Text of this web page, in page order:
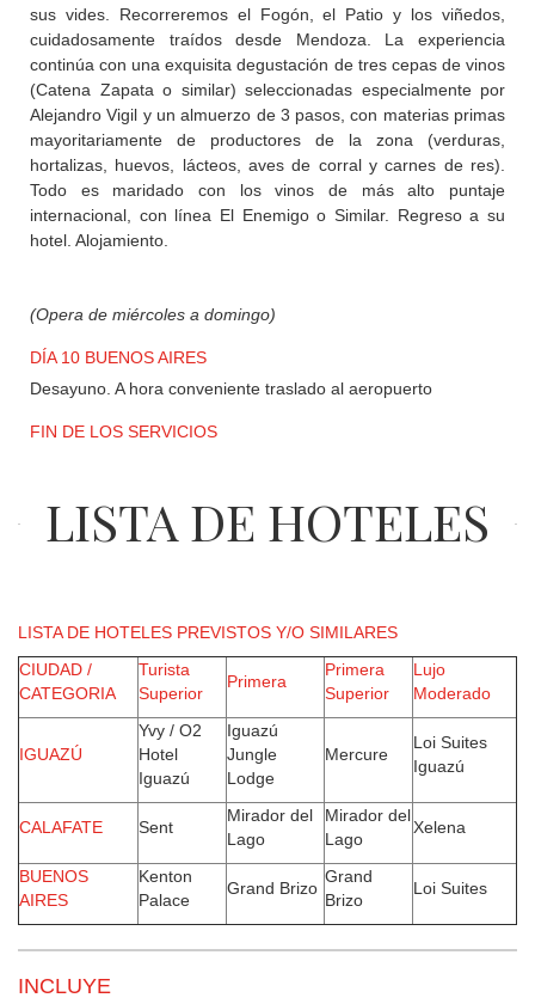
sus vides. Recorreremos el Fogón, el Patio y los viñedos,
cuidadosamente traídos desde Mendoza. La experiencia
continúa con una exquisita degustación de tres cepas de vinos
(Catena Zapata o similar) seleccionadas especialmente por
Alejandro Vigil y un almuerzo de 3 pasos, con materias primas
mayoritariamente de productores de la zona (verduras,
hortalizas, huevos, lácteos, aves de corral y carnes de res).
Todo es maridado con los vinos de más alto puntaje
internacional, con línea El Enemigo o Similar. Regreso a su
hotel. Alojamiento.
(Opera de miércoles a domingo)
DÍA 10 BUENOS AIRES
Desayuno. A hora conveniente traslado al aeropuerto
FIN DE LOS SERVICIOS
LISTA DE HOTELES
LISTA DE HOTELES PREVISTOS Y/O SIMILARES
CIUDAD /
CATEGORIA
Turista
Superior
Primera
Primera
Superior
Lujo
Moderado
IGUAZÚ
Yvy / O2
Hotel
Iguazú
Iguazú
Jungle
Lodge
Mercure
Loi Suites
Iguazú
CALAFATE Sent
Mirador del
Lago
Mirador del
Lago
Xelena
BUENOS
AIRES
Kenton
Palace
Grand Brizo
Grand
Brizo
Loi Suites
INCLUYE